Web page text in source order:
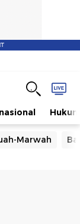
Hukum
Marwah